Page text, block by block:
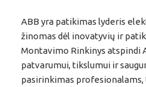
ABB yra patikimas lyderis
žinomas dėl inovatyvių ir
Montavimo Rinkinys atspindi
patvarumui, tikslumui ir
pasirinkimas